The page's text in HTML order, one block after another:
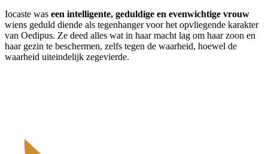
Iocaste was een intelligente, geduldige en evenwichtige vrouw
wiens geduld diende als tegenhanger voor het opvliegende karakter
van Oedipus. Ze deed alles wat in haar macht lag om haar zoon en
haar gezin te beschermen, zelfs tegen de waarheid, hoewel de
waarheid uiteindelijk zegevierde.